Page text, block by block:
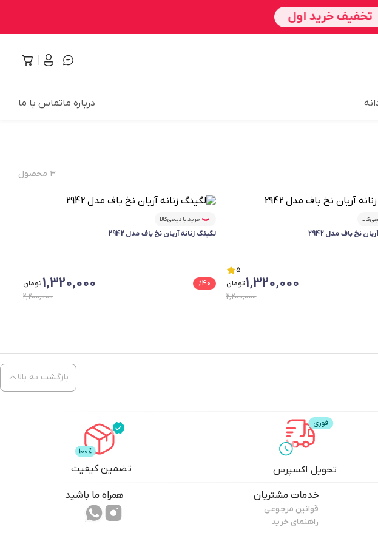
درباره ماتماس با ما
۳ محصول
نخ باف مدل 2942
5
1,320,000تومان
2,200,000
خرید با دیجی‌کالا
لگینگ زنانه آریان نخ باف مدل 2942
%40
1,320,000تومان
2,200,000
بازگشت به بالا
تحویل اکسپرس تضمین کیفیت
خدمات مشتریان
قوانین مرجوعی
راهنمای خرید
همراه ما باشید